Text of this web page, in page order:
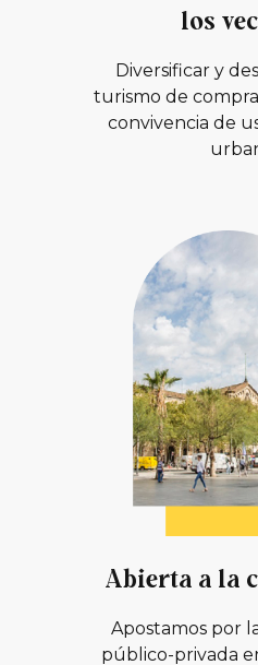
los
Diversificar y
turismo de
convivencia de
Abierta a la
Apostamos por
público-privada